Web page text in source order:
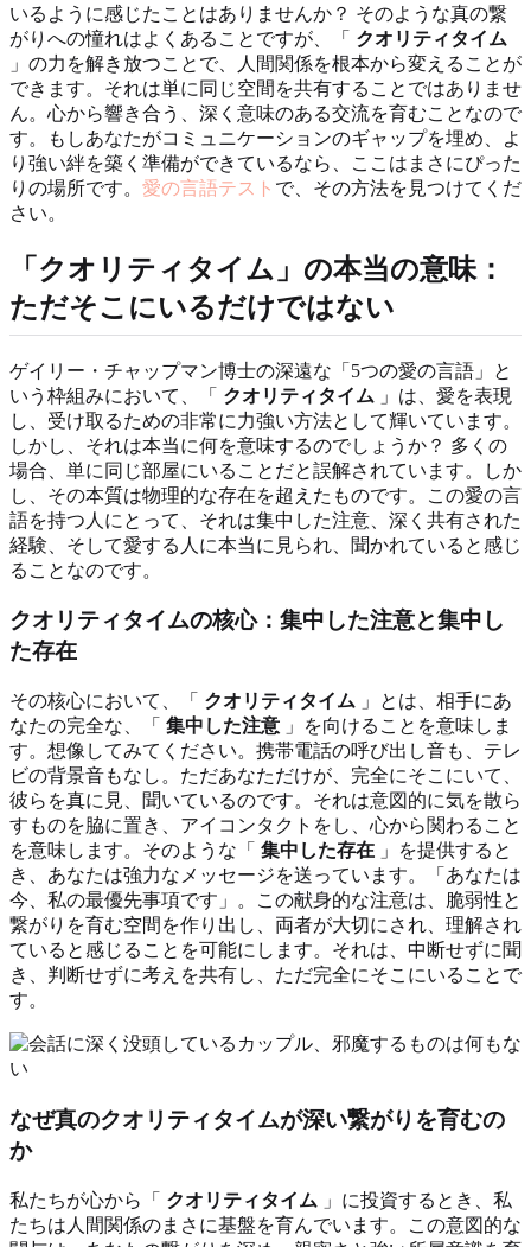
いるように感じたことはありませんか？ そのような真の繋
がりへの憧れはよくあることですが、「 クオリティタイム
」の力を解き放つことで、人間関係を根本から変えることが
できます。それは単に同じ空間を共有することではありませ
ん。心から響き合う、深く意味のある交流を育むことなので
す。もしあなたがコミュニケーションのギャップを埋め、よ
り強い絆を築く準備ができているなら、ここはまさにぴった
りの場所です。 愛の言語テスト で、その方法を見つけてくだ
さい。
「クオリティタイム」の本当の意味：
ただそこにいるだけではない
ゲイリー・チャップマン博士の深遠な「5つの愛の言語」と
いう枠組みにおいて、「 クオリティタイム 」は、愛を表現
し、受け取るための非常に力強い方法として輝いています。
しかし、それは本当に何を意味するのでしょうか？ 多くの
場合、単に同じ部屋にいることだと誤解されています。しか
し、その本質は物理的な存在を超えたものです。この愛の言
語を持つ人にとって、それは集中した注意、深く共有された
経験、そして愛する人に本当に見られ、聞かれていると感じ
ることなのです。
クオリティタイムの核心：集中した注意と集中し
た存在
その核心において、「 クオリティタイム 」とは、相手にあ
なたの完全な、「 集中した注意 」を向けることを意味しま
す。想像してみてください。携帯電話の呼び出し音も、テレ
ビの背景音もなし。ただあなただけが、完全にそこにいて、
彼らを真に見、聞いているのです。それは意図的に気を散ら
すものを脇に置き、アイコンタクトをし、心から関わること
を意味します。そのような「 集中した存在 」を提供すると
き、あなたは強力なメッセージを送っています。「あなたは
今、私の最優先事項です」。この献身的な注意は、脆弱性と
繋がりを育む空間を作り出し、両者が大切にされ、理解され
ていると感じることを可能にします。それは、中断せずに聞
き、判断せずに考えを共有し、ただ完全にそこにいることで
す。
なぜ真のクオリティタイムが深い繋がりを育むの
か
私たちが心から「 クオリティタイム 」に投資するとき、私
たちは人間関係のまさに基盤を育んでいます。この意図的な